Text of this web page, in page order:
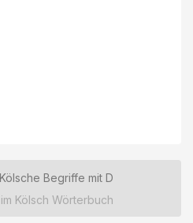
Kölsche Begriffe mit D
Kölsch Wörterbuch